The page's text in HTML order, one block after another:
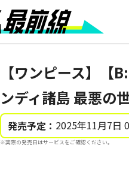
【ワンピース】【
ンディ諸島 最悪の
発売予定： 2025年11月7日
※実際の発売日はサービスをご確認ください。